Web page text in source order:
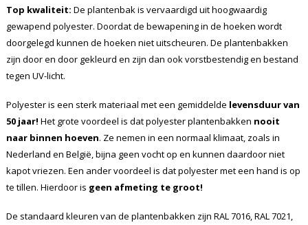
Top kwaliteit: De plantenbak is vervaardigd uit hoogwaardig
gewapend polyester. Doordat de bewapening in de hoeken wordt
doorgelegd kunnen de hoeken niet uitscheuren. De plantenbakken
zijn door en door gekleurd en zijn dan ook vorstbestendig en bestand
tegen UV-licht.
Polyester is een sterk materiaal met een gemiddelde levensduur van
50 jaar! Het grote voordeel is dat polyester plantenbakken nooit
naar binnen hoeven. Ze nemen in een normaal klimaat, zoals in
Nederland en België, bijna geen vocht op en kunnen daardoor niet
kapot vriezen. Een ander voordeel is dat polyester met een hand is op
te tillen. Hierdoor is geen afmeting te groot!
De standaard kleuren van de plantenbakken zijn RAL 7016, RAL 7021,